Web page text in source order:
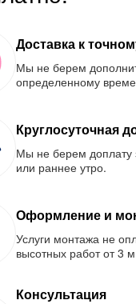
Доставка к
Мы не берем
определенному
Круглосуточная
Мы не берем доплату
или раннее утро.
Оформление и
Услуги монтажа не
высотных работ от 3
Консультация